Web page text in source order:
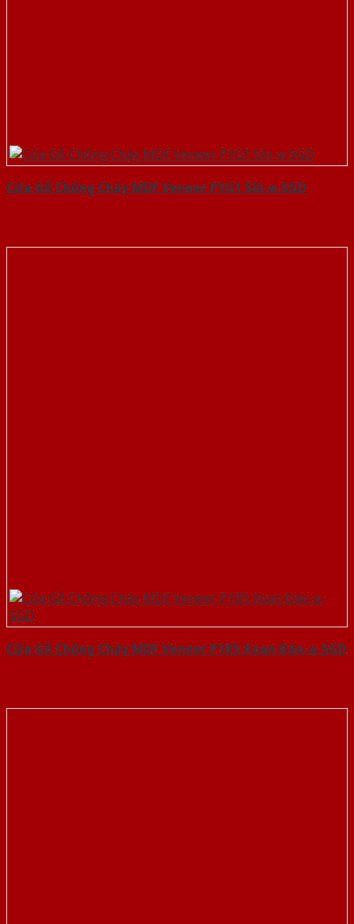
Cửa Gỗ Chống Cháy MDF Veneer P1G1 Sồi-a-SGD
Cửa Gỗ Chống Cháy MDF Veneer P1R5 Xoan Đào-a-SGD